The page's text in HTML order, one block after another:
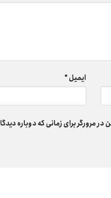
ایمیل*
در مرورگر برای زمانی که دوباره